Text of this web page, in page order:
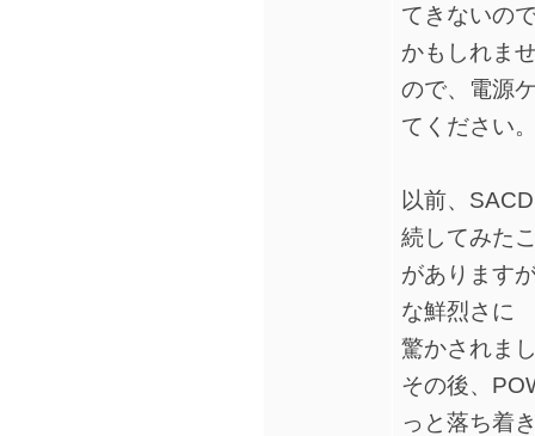
てきないの
かもしれま
ので、電源
てください
以前、
続してみた
があります
な鮮烈さに
驚かされま
その後、
っと落ち着